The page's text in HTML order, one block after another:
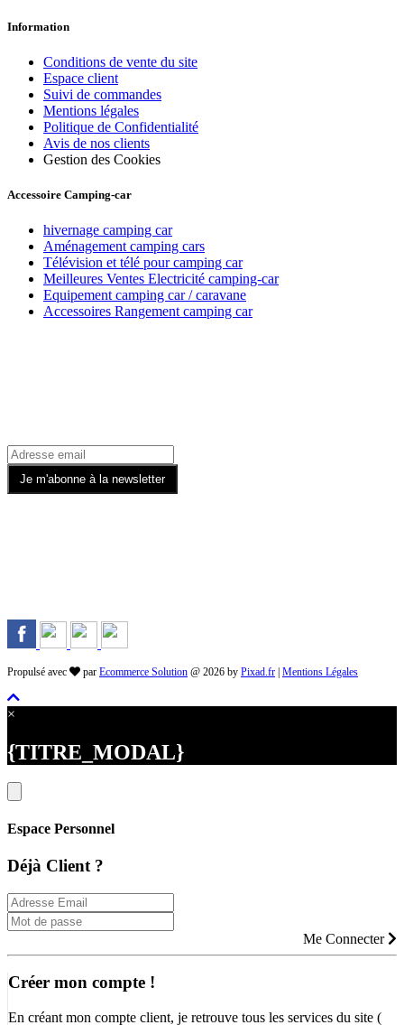
Information
Conditions de vente du site
Espace client
Suivi de commandes
Mentions légales
Politique de Confidentialité
Avis de nos clients
Gestion des Cookies
Accessoire Camping-car
hivernage camping car
Aménagement camping cars
Télévision et télé pour camping car
Meilleures Ventes Electricité camping-car
Equipement camping car / caravane
Accessoires Rangement camping car
Propulsé avec par Ecommerce Solution @ 2026 by Pixad.fr | Mentions Légales
×
{TITRE_MODAL}
Espace Personnel
Déjà Client ?
Me Connecter
Créer mon compte !
En créant mon compte client, je retrouve tous les services du site (